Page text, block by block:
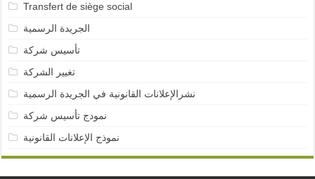
Transfert de siège social
الجريدة الرسمية
تأسيس شركة
تغيير الشركة
نشرالإعلانات القانونية في الجريدة الرسمية
نمودج تأسيس شركة
نموذج الإعلانات القانونية